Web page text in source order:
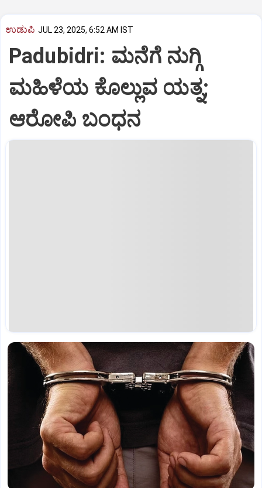
ಉಡುಪಿ JUL 23, 2025, 6:52 AM IST
Padubidri: ಮನೆಗೆ ನುಗ್ಗಿ
ಮಹಿಳೆಯ ಕೊಲ್ಲುವ ಯತ್ನ;
ಆರೋಪಿ ಬಂಧನ